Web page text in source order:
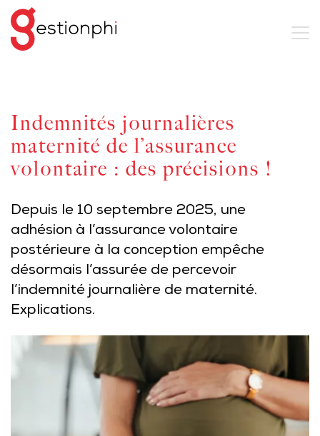
Indemnités journalières
maternité de l’assurance
volontaire : des précisions !
Depuis le 10 septembre 2025, une
adhésion à l’assurance volontaire
postérieure à la conception empêche
désormais l’assurée de percevoir
l’indemnité journalière de maternité.
Explications.